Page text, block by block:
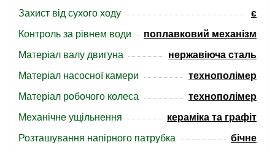
Захист від сухого ходу
є
Контроль за рівнем води
поплавковий механізм
Матеріал валу двигуна
нержавіюча сталь
Матеріал насосної камери
технополімер
Матеріал робочого колеса
технополімер
Механічне ущільнення
кераміка та графіт
Розташування напірного патрубка
бічне